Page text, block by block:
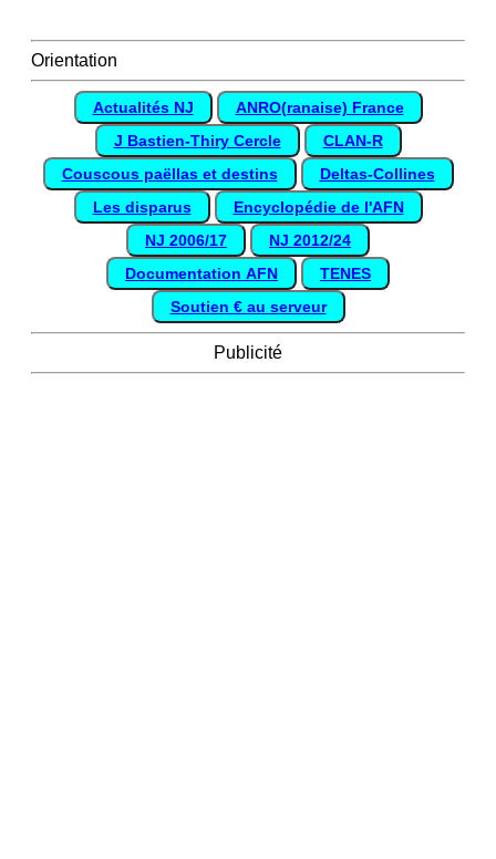
Orientation
Actualités NJ
ANRO(ranaise) France
J Bastien-Thiry Cercle
CLAN-R
Couscous paëllas et destins
Deltas-Collines
Les disparus
Encyclopédie de l'AFN
NJ 2006/17
NJ 2012/24
Documentation AFN
TENES
Soutien € au serveur
Publicité